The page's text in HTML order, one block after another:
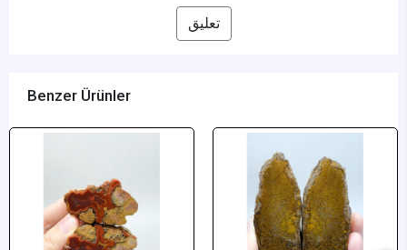
تعليق
Benzer Ürünler